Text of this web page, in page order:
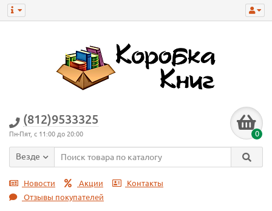
(812)9533325
Пн-Пят, с 11:00 до 20:00 0
Везде
Новости Акции
Контакты
Отзывы покупателей